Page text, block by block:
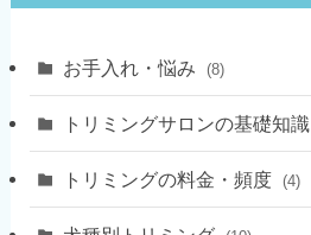
お手入れ・悩み (8)
トリミングサロンの基礎知識
トリミングの料金・頻度 (4)